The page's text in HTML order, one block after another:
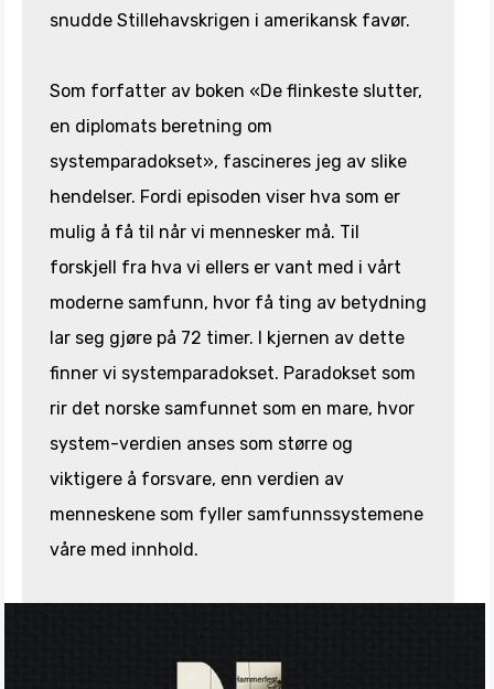
snudde Stillehavskrigen i amerikansk favør.
Som forfatter av boken «De flinkeste slutter,
en diplomats beretning om
systemparadokset», fascineres jeg av slike
hendelser. Fordi episoden viser hva som er
mulig å få til når vi mennesker må. Til
forskjell fra hva vi ellers er vant med i vårt
moderne samfunn, hvor få ting av betydning
lar seg gjøre på 72 timer. I kjernen av dette
finner vi systemparadokset. Paradokset som
rir det norske samfunnet som en mare, hvor
system-verdien anses som større og
viktigere å forsvare, enn verdien av
menneskene som fyller samfunnssystemene
våre med innhold.